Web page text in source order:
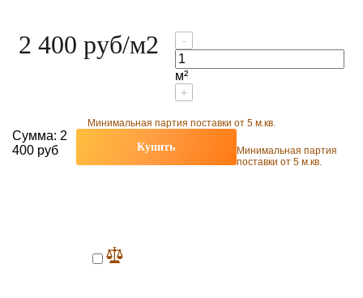
2 400 руб/м2 -
м²
+
Минимальная партия поставки от 5 м.кв.
Сумма: 2
400 руб
Купить
Минимальная партия
поставки от 5 м.кв.